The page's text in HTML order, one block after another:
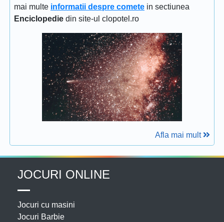
mai multe informatii despre comete in sectiunea
Enciclopedie din site-ul clopotel.ro
Afla mai mult
JOCURI ONLINE
Jocuri cu masini
Jocuri Barbie